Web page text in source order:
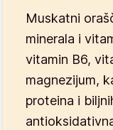
Muskatni
minerala i
vitamin B6,
magnezijum,
proteina i